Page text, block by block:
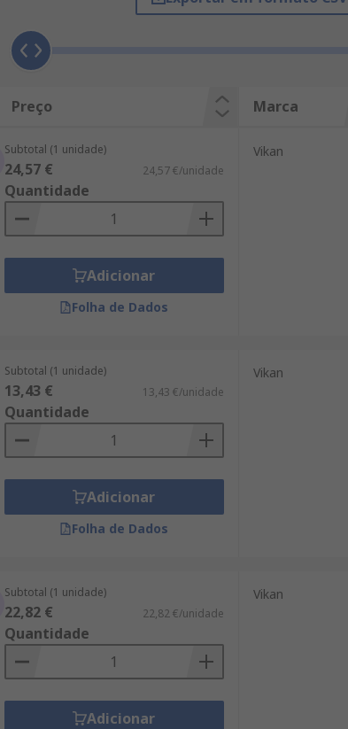
Preço Marca
Subtotal (1 unidade)
24,57 € 24,57 €/unidade
Quantidade
Adicionar
Folha de Dados
Vikan
Subtotal (1 unidade)
13,43 € 13,43 €/unidade
Quantidade
Adicionar
Folha de Dados
Vikan
Subtotal (1 unidade)
22,82 € 22,82 €/unidade
Quantidade
Adicionar
Vikan